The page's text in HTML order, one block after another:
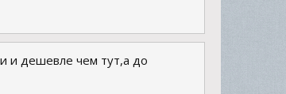
и дешевле чем тут,а до